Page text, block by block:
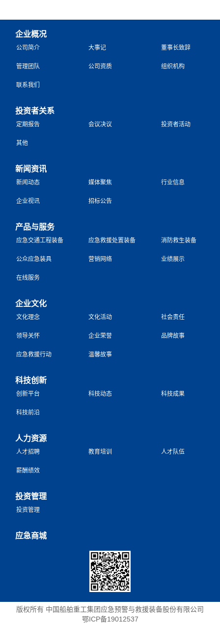
企业概况
公司简介 大事记 董事长致辞
管理团队 公司资质 组织机构
联系我们
投资者关系
定期报告 会议决议 投资者活动
其他
新闻资讯
新闻动态 媒体聚焦 行业信息
企业视讯 招标公告
产品与服务
应急交通工程装备 应急救援处置装备 消防救生装备
公众应急装具 营销网络 业绩展示
在线服务
企业文化
文化理念 文化活动 社会责任
领导关怀 企业荣誉 品牌故事
应急救援行动 温馨故事
科技创新
创新平台 科技动态 科技成果
科技前沿
人力资源
人才招聘 教育培训 人才队伍
薪酬绩效
投资管理
投资管理
应急商城
版权所有 中国船舶重工集团应急预警与救援装备股份有限公司
鄂ICP备19012537